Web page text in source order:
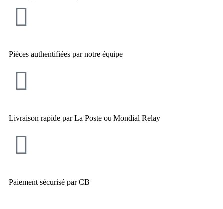
Pièces authentifiées par notre équipe
Livraison rapide par La Poste ou Mondial Relay
Paiement sécurisé par CB